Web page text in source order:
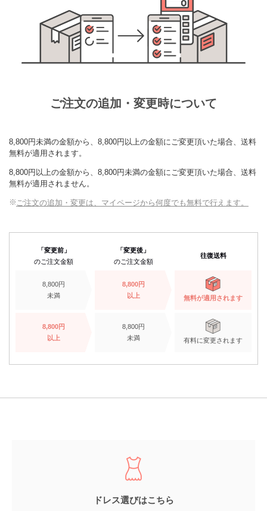
ご注文の追加・変更時について
8,800円未満の金額から、8,800円以上の金額にご変更頂いた場合、送料
無料が適用されます。
8,800円以上の金額から、8,800円未満の金額にご変更頂いた場合、送料
無料が適用されません。
ご注文の追加・変更は、マイページから何度でも無料で行えます。
「変更前」
のご注文金額
「変更後」
のご注文金額
往復送料
8,800円
未満
8,800円
以上
無料が適用されます
8,800円
以上
8,800円
未満
有料に変更されます
ドレス選びはこちら